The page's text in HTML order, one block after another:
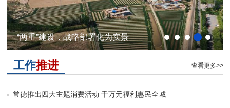
“两重”建设，战略部署化为实景
查看更多>>
工作推进
常德推出四大主题消费活动 千万元福利惠民全城